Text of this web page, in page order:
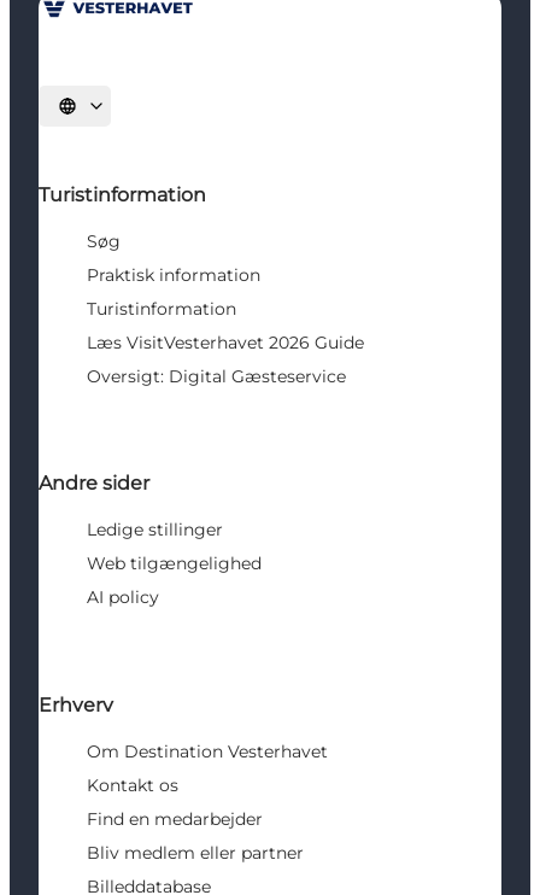
Vælg sprog
Turistinformation
Søg
Praktisk information
Turistinformation
Læs VisitVesterhavet 2026 Guide
Oversigt: Digital Gæsteservice
Andre sider
Ledige stillinger
Web tilgængelighed
AI policy
Erhverv
Om Destination Vesterhavet
Kontakt os
Find en medarbejder
Bliv medlem eller partner
Billeddatabase